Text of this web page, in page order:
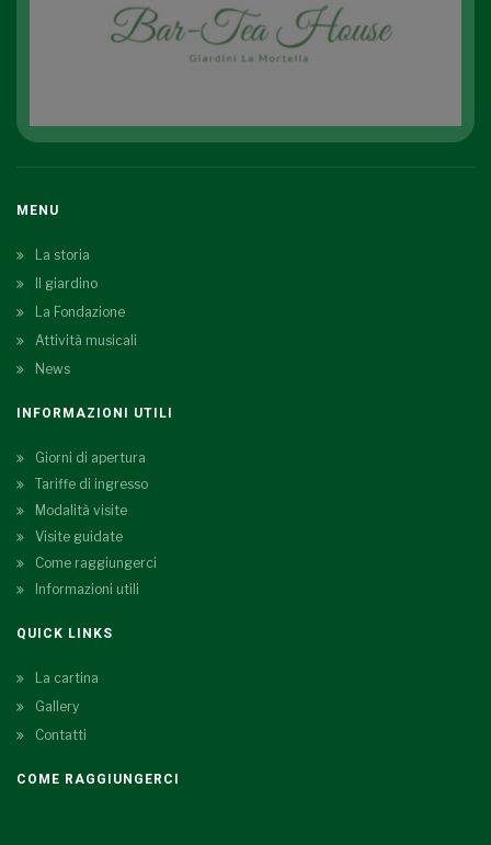
MENU
La storia
Il giardino
La Fondazione
Attività musicali
News
INFORMAZIONI UTILI
Giorni di apertura
Tariffe di ingresso
Modalità visite
Visite guidate
Come raggiungerci
Informazioni utili
QUICK LINKS
La cartina
Gallery
Contatti
COME RAGGIUNGERCI